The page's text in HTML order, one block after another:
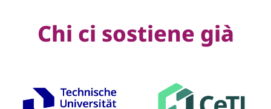
Chi ci sostiene già